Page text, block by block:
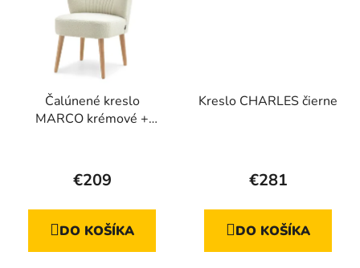
Čalúnené kreslo
MARCO krémové +
€209
DO KOŠÍKA
Kreslo CHARLES čierne
€281
DO KOŠÍKA